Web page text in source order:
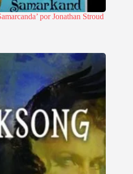
por Jonathan Stroud